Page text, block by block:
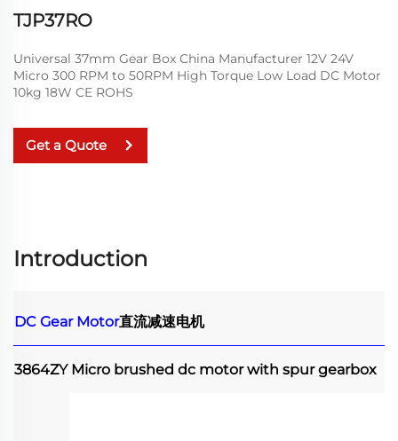
TJP37RO
Universal 37mm Gear Box China Manufacturer 12V 24V
Micro 300 RPM to 50RPM High Torque Low Load DC Motor
10kg 18W CE ROHS
Get a Quote
Introduction
DC Gear Motor直流减速电机
3864ZY Micro brushed dc motor with spur gearbox